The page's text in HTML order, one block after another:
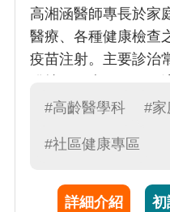
高湘涵醫師專長於家
醫療、各種健康檢查
疫苗注射。主要診治
高血脂、癌症篩檢等
和居家及預立醫療照
#高齡醫學科 #家
#社區健康專區
詳細介紹 初